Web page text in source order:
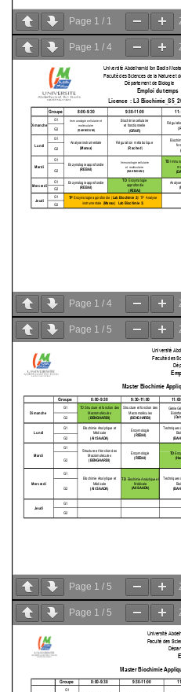
Page 1 / 1
Page 1 / 4
Page 1 / 4
Page 1 / 5
Page 1 / 5
Page 1 / 5